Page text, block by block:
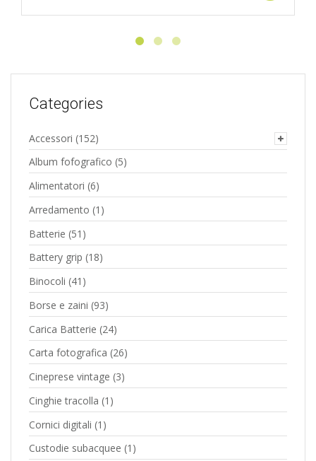
Categories
Accessori (152)
Album fofografico (5)
Alimentatori (6)
Arredamento (1)
Batterie (51)
Battery grip (18)
Binocoli (41)
Borse e zaini (93)
Carica Batterie (24)
Carta fotografica (26)
Cineprese vintage (3)
Cinghie tracolla (1)
Cornici digitali (1)
Custodie subacquee (1)